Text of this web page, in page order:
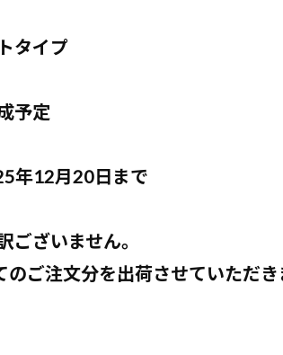
タイプ
予定
年12月20日まで
ございません。
のご注文分を出荷させていただ